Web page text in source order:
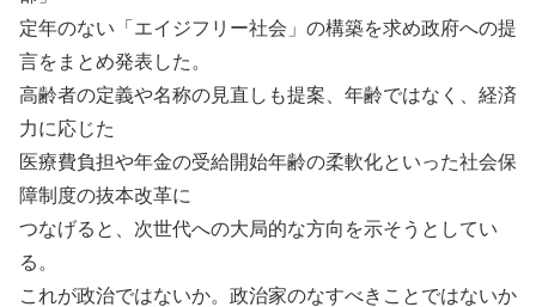
定年のない「エイジフリー社会」の構築を求め政府への提
言をまとめ発表した。
高齢者の定義や名称の見直しも提案、年齢ではなく、経済
力に応じた
医療費負担や年金の受給開始年齢の柔軟化といった社会保
障制度の抜本改革に
つなげると、次世代への大局的な方向を示そうとしてい
る。
これが政治ではないか。政治家のなすべきことではないか